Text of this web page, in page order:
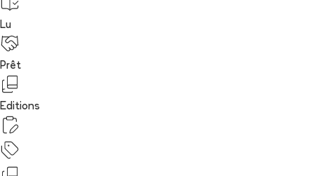
Lu
Prêt
Editions